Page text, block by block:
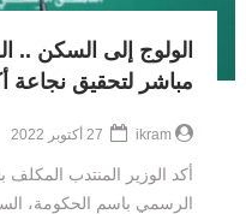
الولوج إلى السكن ..
مباشر لتحقيق نجاعة
ikram
أكد الوزير المنتدب المكلف
الرسمي باسم الحكومة،